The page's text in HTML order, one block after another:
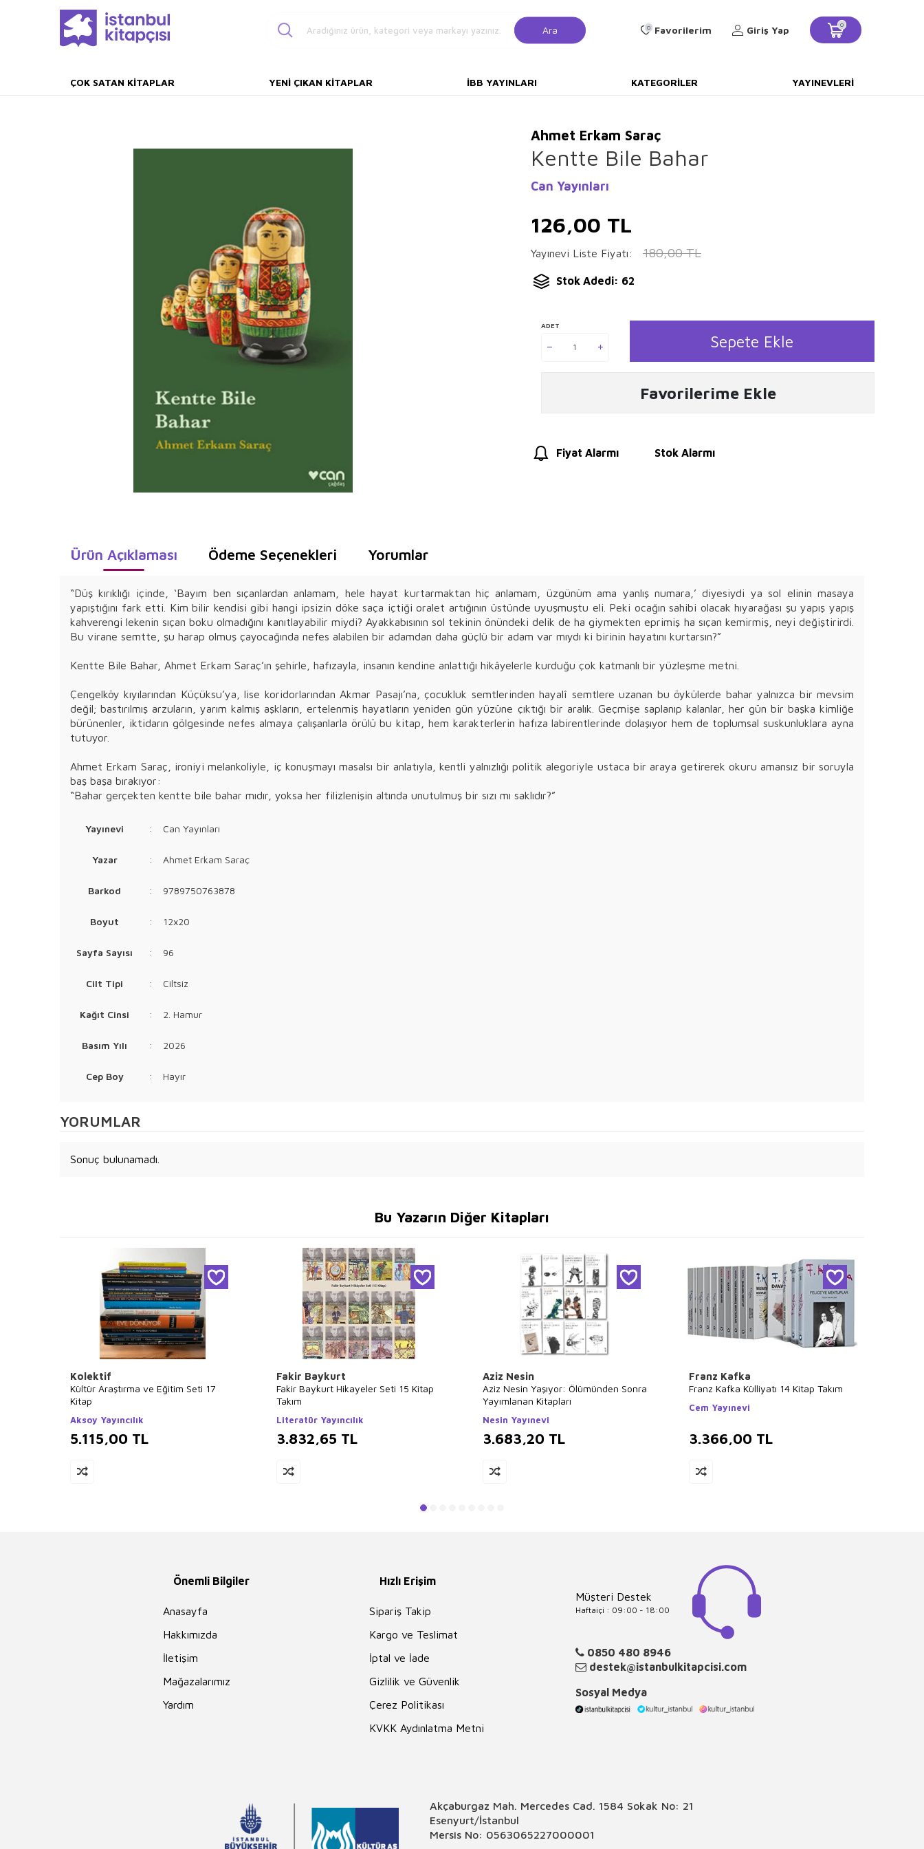
Ara 0 Favorilerim Giriş Yap 0
ÇOK SATAN KITAPLAR YENI ÇIKAN KITAPLAR İBB YAYINLARI KATEGORILER YAYINEVLERI
Ahmet Erkam Saraç
Kentte Bile Bahar
Can Yayınları
126,00 TL
Yayınevi Liste Fiyatı: 180,00TL
Stok Adedi: 62
ADET
Sepete Ekle
Favorilerime Ekle
Fiyat Alarmı Stok Alarmı
Ürün Açıklaması Ödeme Seçenekleri Yorumlar
“Düş kırıklığı içinde, ‘Bayım ben sıçanlardan anlamam, hele hayat kurtarmaktan hiç anlamam, üzgünüm ama yanlış numara,’ diyesiydi ya sol elinin masaya
yapıştığını fark etti. Kim bilir kendisi gibi hangi ipsizin döke saça içtiği oralet artığının üstünde uyuşmuştu eli. Peki ocağın sahibi olacak hıyarağası şu yapış yapış
kahverengi lekenin sıçan boku olmadığını kanıtlayabilir miydi? Ayakkabısının sol tekinin önündeki delik de ha giymekten eprimiş ha sıçan kemirmiş, neyi değiştirirdi.
Bu virane semtte, şu harap olmuş çayocağında nefes alabilen bir adamdan daha güçlü bir adam var mıydı ki birinin hayatını kurtarsın?”
Kentte Bile Bahar, Ahmet Erkam Saraç’ın şehirle, hafızayla, insanın kendine anlattığı hikâyelerle kurduğu çok katmanlı bir yüzleşme metni.
Çengelköy kıyılarından Küçüksu’ya, lise koridorlarından Akmar Pasajı’na, çocukluk semtlerinden hayalî semtlere uzanan bu öykülerde bahar yalnızca bir mevsim
değil; bastırılmış arzuların, yarım kalmış aşkların, ertelenmiş hayatların yeniden gün yüzüne çıktığı bir aralık. Geçmişe saplanıp kalanlar, her gün bir başka kimliğe
bürünenler, iktidarın gölgesinde nefes almaya çalışanlarla örülü bu kitap, hem karakterlerin hafıza labirentlerinde dolaşıyor hem de toplumsal suskunluklara ayna
tutuyor.
Ahmet Erkam Saraç, ironiyi melankoliyle, iç konuşmayı masalsı bir anlatıyla, kentli yalnızlığı politik alegoriyle ustaca bir araya getirerek okuru amansız bir soruyla
baş başa bırakıyor:
“Bahar gerçekten kentte bile bahar mıdır, yoksa her filizlenişin altında unutulmuş bir sızı mı saklıdır?”
Yayınevi : Can Yayınları
Yazar : Ahmet Erkam Saraç
Barkod : 9789750763878
Boyut : 12x20
Sayfa Sayısı : 96
Cilt Tipi : Ciltsiz
Kağıt Cinsi : 2. Hamur
Basım Yılı : 2026
Cep Boy : Hayır
YORUMLAR
Sonuç bulunamadı.
Bu Yazarın Diğer Kitapları
Kolektif
Kültür Araştırma ve Eğitim Seti 17
Kitap
Aksoy Yayıncılık
5.115,00 TL
Fakir Baykurt
Fakir Baykurt Hikayeler Seti 15 Kitap
Takım
Literatür Yayıncılık
3.832,65 TL
Aziz Nesin
Aziz Nesin Yaşıyor: Ölümünden Sonra
Yayımlanan Kitapları
Nesin Yayınevi
3.683,20 TL
Franz Kafka
Franz Kafka Külliyatı 14 Kitap Takım
Cem Yayınevi
3.366,00 TL
Önemli Bilgiler
Anasayfa
Hakkımızda
İletişim
Mağazalarımız
Yardım
Hızlı Erişim
Sipariş Takip
Kargo ve Teslimat
İptal ve İade
Gizlilik ve Güvenlik
Çerez Politikası
KVKK Aydınlatma Metni
Müşteri Destek
Haftaiçi : 09:00 - 18:00
0850 480 8946
destek@istanbulkitapcisi.com
Sosyal Medya
Akçaburgaz Mah. Mercedes Cad. 1584 Sokak No: 21
Esenyurt/İstanbul
Mersis No: 0563065227000001